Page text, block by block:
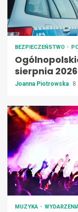
BEZPIECZEŃSTWO
sierpnia
Joanna Piotrowska 8
MUZYKA